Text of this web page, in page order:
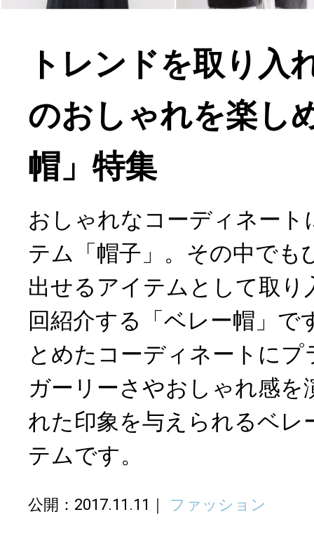
トレンドを取り入
のおしゃれを楽し
帽」特集
おしゃれなコーディネー
テム「帽子」。その中でも
出せるアイテムとして取り
回紹介する「ベレー帽」で
とめたコーディネートに
ガーリーさやおしゃれ感を
れた印象を与えられるベレ
テムです。
公開：2017.11.11 ファッション